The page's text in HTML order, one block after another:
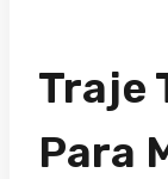
Traje
Para